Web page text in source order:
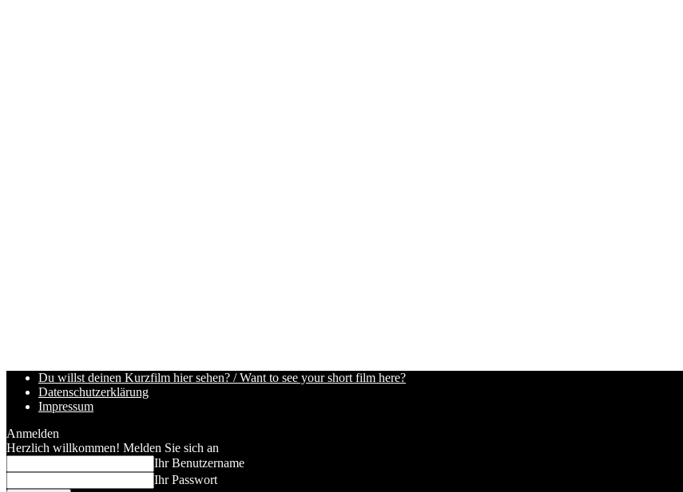
Du willst deinen Kurzfilm hier sehen? / Want to see your short film here?
Datenschutzerklärung
Impressum
Anmelden
Herzlich willkommen! Melden Sie sich an
Ihr Benutzername
Ihr Passwort